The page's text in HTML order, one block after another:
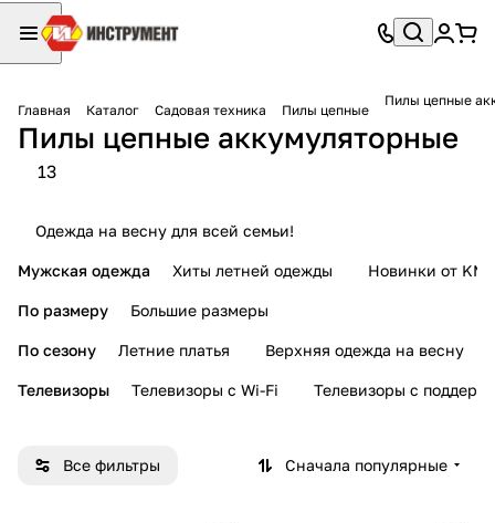
Главная Каталог Садовая техника Пилы цепные
Пилы цепные
Пилы цепные аккумуляторные
13
Одежда на весну для всей семьи!
Мужская одежда Хиты летней одежды Новинки от KMI
По размеру Большие размеры
По сезону Летние платья Верхняя одежда на весну
Телевизоры Телевизоры с Wi-Fi Телевизоры с
Все фильтры Сначала популярные